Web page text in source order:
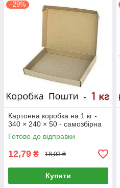
–29%
Картонна коробка на 1 кг -
340 × 240 × 50 - самозбірна
Готово до відправки
12,79 ₴ 18,03 ₴
Купити